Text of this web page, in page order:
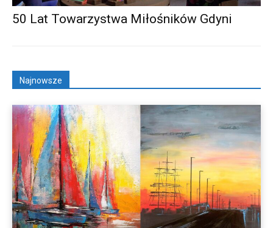
50 Lat Towarzystwa Miłośników Gdyni
Najnowsze